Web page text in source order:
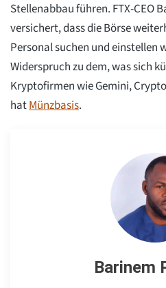
Stellenabbau führen. FTX-CEO
versichert, dass die Börse
Personal suchen und einstellen
Widerspruch zu dem, was sich
Kryptofirmen wie Gemini,
hatMünzbasis.
Barinem